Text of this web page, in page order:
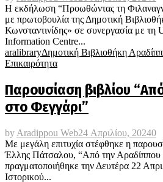
Η εκδήλωση “Προωθώντας τη
με πρωτοβουλία της Δημοτική
Κωνσταντινίδης» σε συνεργασία με
Information Centre...
aralibraryΔημοτική Βιβλιοθήκη
Επικαιρότητα
Παρουσίαση βιβλίου
στο Φεγγάρι”
by Aradippou Web24 Απριλίου, 20240
Με μεγάλη επιτυχία στέφθηκε η
Έλλης Πάτσαλου, “Από την Αραδίππου
πραγματοποιήθηκε την Δευτέρα 22
Ιστορικού...